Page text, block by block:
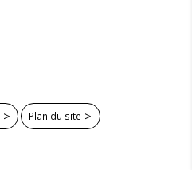
Plan du site